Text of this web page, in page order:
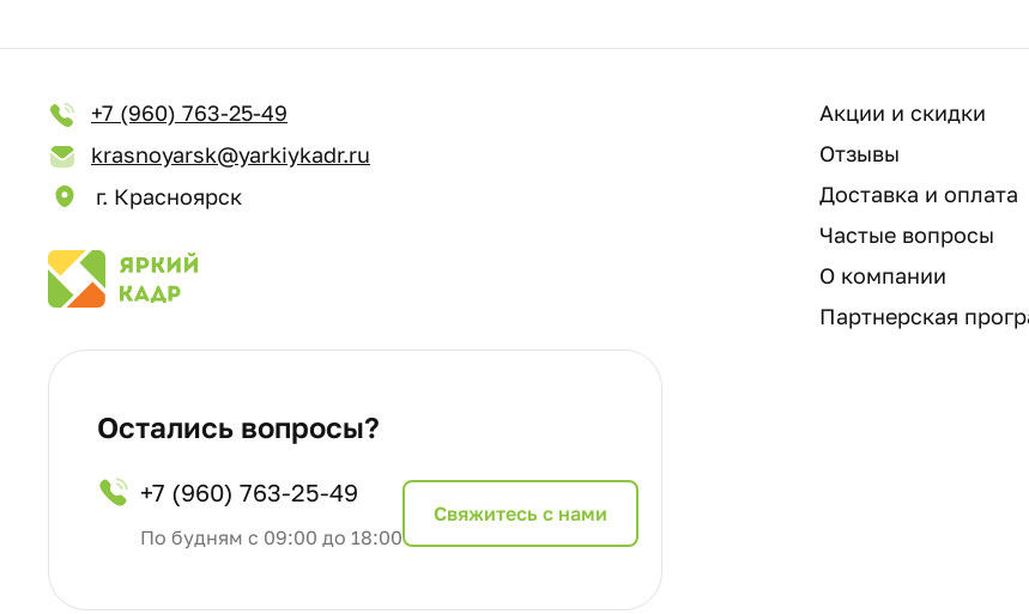
+7 (960) 763-25-49
krasnoyarsk@yarkiykadr.ru
г. Красноярск
Акции и скидки
Отзывы
Доставка и оплата
Частые вопросы
О компании
Партнерская
Остались вопросы?
+7 (960) 763-25-49
По будням с 09:00 до 18:00
Cвяжитесь с нами